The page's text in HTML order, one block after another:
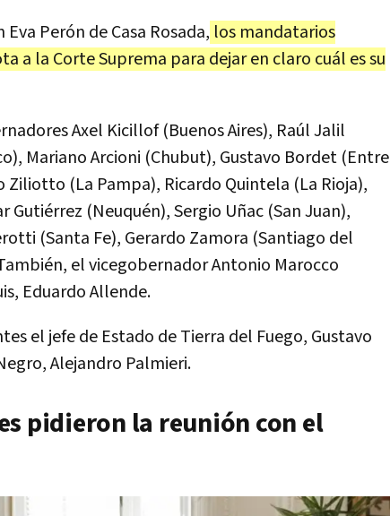
Perón de Casa Rosada, los mandatarios
a la Corte Suprema para dejar en claro cuál es su
Axel Kicillof (Buenos Aires), Raúl Jalil
Mariano Arcioni (Chubut), Gustavo Bordet (Entre
Ziliotto (La Pampa), Ricardo Quintela (La Rioja),
Gutiérrez (Neuquén), Sergio Uñac (San Juan),
(Santa Fe), Gerardo Zamora (Santiago del
el vicegobernador Antonio Marocco
Eduardo Allende.
el jefe de Estado de Tierra del Fuego, Gustavo
Alejandro Palmieri.
pidieron la reunión con el